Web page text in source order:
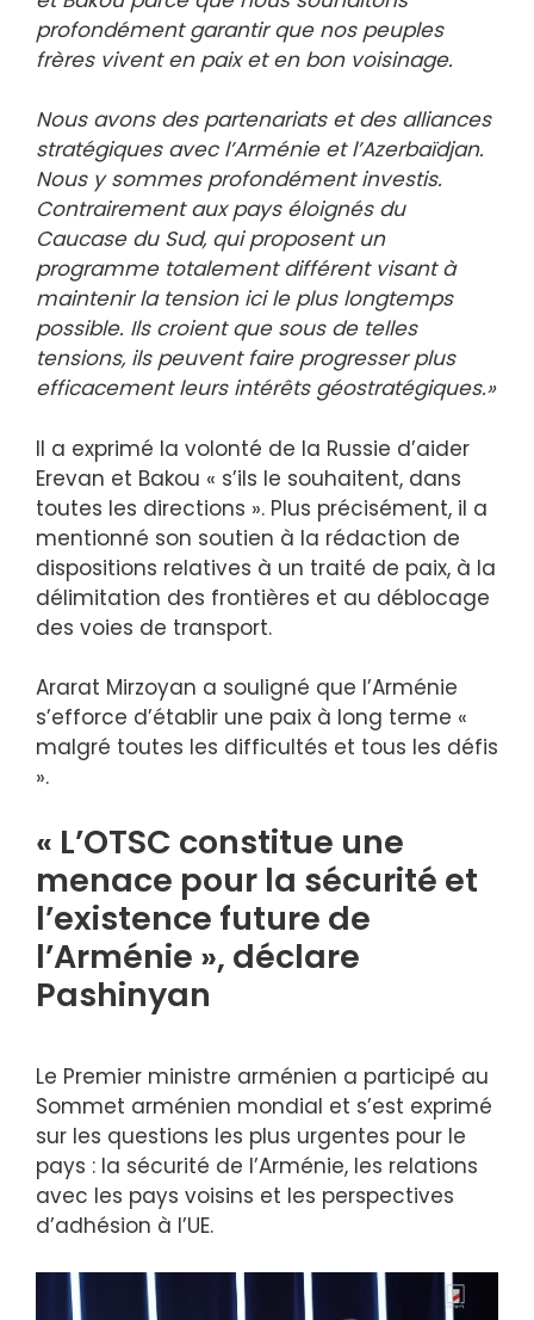
profondément garantir que nos peuples
frères vivent en paix et en bon voisinage.
Nous avons des partenariats et des alliances
stratégiques avec l’Arménie et l’Azerbaïdjan.
Nous y sommes profondément investis.
Contrairement aux pays éloignés du
Caucase du Sud, qui proposent un
programme totalement différent visant à
maintenir la tension ici le plus longtemps
possible. Ils croient que sous de telles
tensions, ils peuvent faire progresser plus
efficacement leurs intérêts géostratégiques.»
Il a exprimé la volonté de la Russie d’aider
Erevan et Bakou « s’ils le souhaitent, dans
toutes les directions ». Plus précisément, il a
mentionné son soutien à la rédaction de
dispositions relatives à un traité de paix, à la
délimitation des frontières et au déblocage
des voies de transport.
Ararat Mirzoyan a souligné que l’Arménie
s’efforce d’établir une paix à long terme «
malgré toutes les difficultés et tous les défis
».
« L’OTSC constitue une
menace pour la sécurité et
l’existence future de
l’Arménie », déclare
Pashinyan
Le Premier ministre arménien a participé au
Sommet arménien mondial et s’est exprimé
sur les questions les plus urgentes pour le
pays : la sécurité de l’Arménie, les relations
avec les pays voisins et les perspectives
d’adhésion à l’UE.